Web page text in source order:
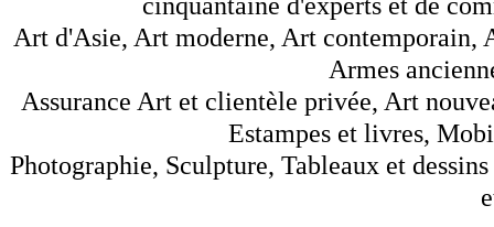
Art d'Asie, Art moderne, Art contemporain,
Armes
Assurance Art et clientèle privée, Art
Estampes et livres,
Photographie, Sculpture, Tableaux et